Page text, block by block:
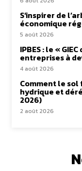
S’inspirer de
économique
5 août 2026
IPBES : le «
entreprises à
4 août 2026
Comment le sol
hydrique et
2026)
2 août 2026